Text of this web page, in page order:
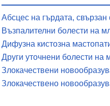
Абсцес на гърдата, свързан
Възпалителни болести на
Дифузна кистозна
Други уточнени болести на
Злокачествени
Злокачествено